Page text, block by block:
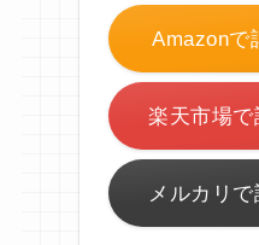
Amazonで
楽天市場
メルカリ